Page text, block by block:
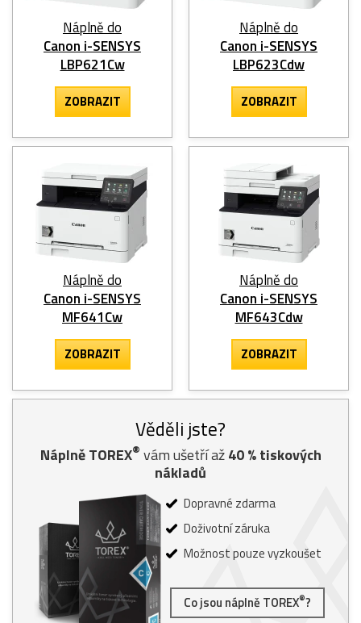
Náplně do
Canon i-SENSYS
LBP621Cw
ZOBRAZIT
Náplně do
Canon i-SENSYS
LBP623Cdw
ZOBRAZIT
Náplně do
Canon i-SENSYS
MF641Cw
ZOBRAZIT
Náplně do
Canon i-SENSYS
MF643Cdw
ZOBRAZIT
Věděli jste?
Náplně TOREX® vám ušetří až40% tiskových
nákladů
Dopravné zdarma
Doživotní záruka
Možnost pouze vyzkoušet
Co jsou náplně TOREX®?